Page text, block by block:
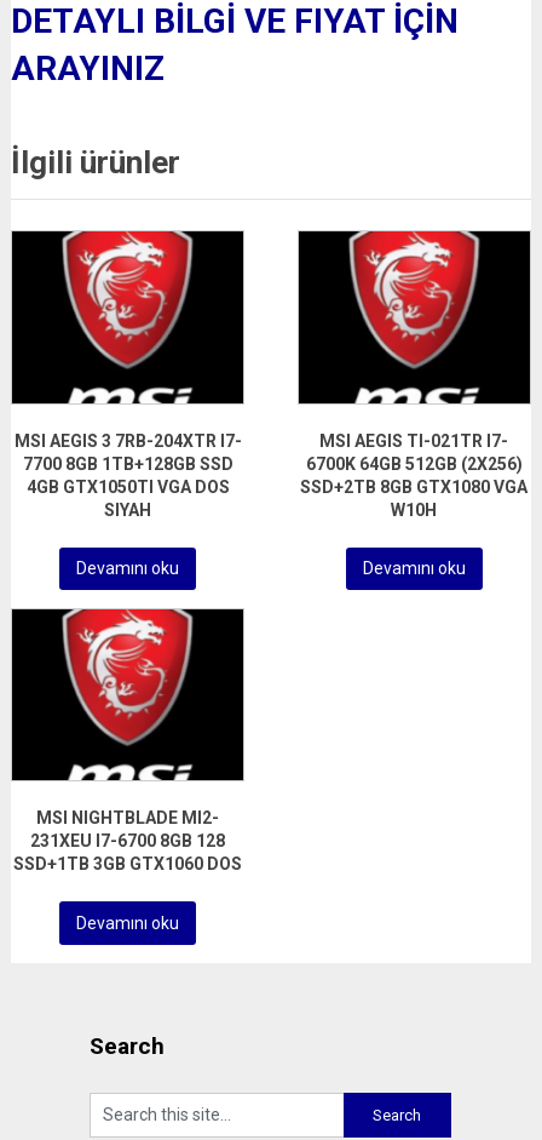
DETAYLI BİLGİ VE FIYAT İÇİN
ARAYINIZ
İlgili ürünler
MSI AEGIS 3 7RB-204XTR I7-
7700 8GB 1TB+128GB SSD
4GB GTX1050TI VGA DOS
SIYAH
Devamını oku
MSI AEGIS TI-021TR I7-
6700K 64GB 512GB (2X256)
SSD+2TB 8GB GTX1080 VGA
W10H
Devamını oku
MSI NIGHTBLADE MI2-
231XEU I7-6700 8GB 128
SSD+1TB 3GB GTX1060 DOS
Devamını oku
Search